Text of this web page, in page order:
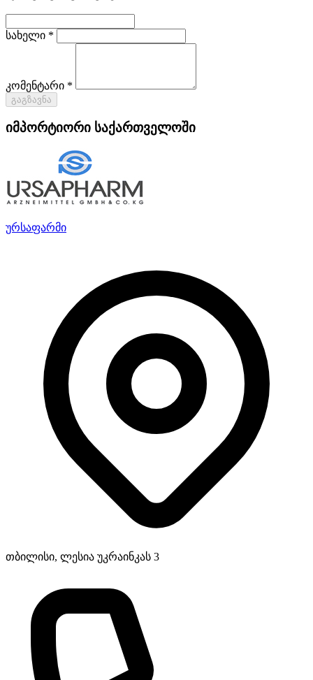
სახელი *
კომენტარი *
გაგზავნა
იმპორტიორი საქართველოში
ურსაფარმი
თბილისი, ლესია უკრაინკას 3